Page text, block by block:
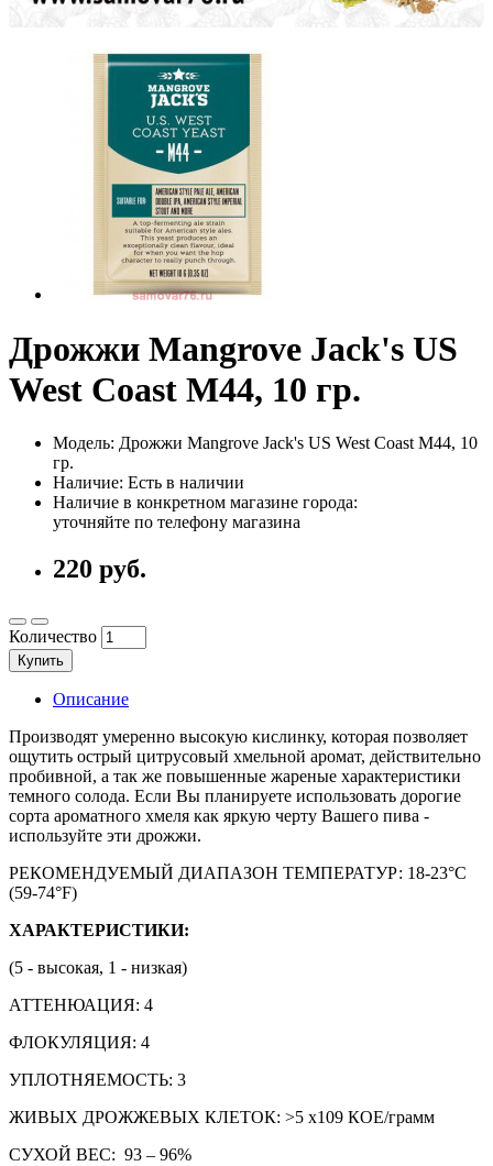
Дрожжи Mangrove Jack's US
West Coast M44, 10 гр.
Модель: Дрожжи Mangrove Jack's US West Coast M44, 10
гр.
Наличие: Есть в наличии
Наличие в конкретном магазине города:
уточняйте по телефону магазина
220 руб.
Количество
Купить
Описание
Производят умеренно высокую кислинку, которая позволяет
ощутить острый цитрусовый хмельной аромат, действительно
пробивной, а так же повышенные жареные характеристики
темного солода. Если Вы планируете использовать дорогие
сорта ароматного хмеля как яркую черту Вашего пива -
используйте эти дрожжи.
РЕКОМЕНДУЕМЫЙ ДИАПАЗОН ТЕМПЕРАТУР: 18-23°C
(59-74°F)
ХАРАКТЕРИСТИКИ:
(5 - высокая, 1 - низкая)
АТТЕНЮАЦИЯ: 4
ФЛОКУЛЯЦИЯ: 4
УПЛОТНЯЕМОСТЬ: 3
ЖИВЫХ ДРОЖЖЕВЫХ КЛЕТОК: >5 x109 КОЕ/грамм
СУХОЙ ВЕС: 93 – 96%